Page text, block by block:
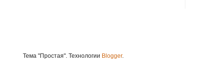
Тема "Простая". Технологии Blogger.